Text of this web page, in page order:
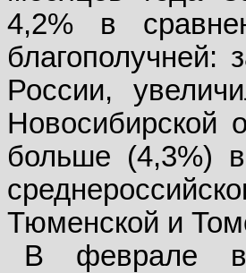
4,2% в
России,
Новосибирской
больше (4,3%)
Тюменской и
В феврале в